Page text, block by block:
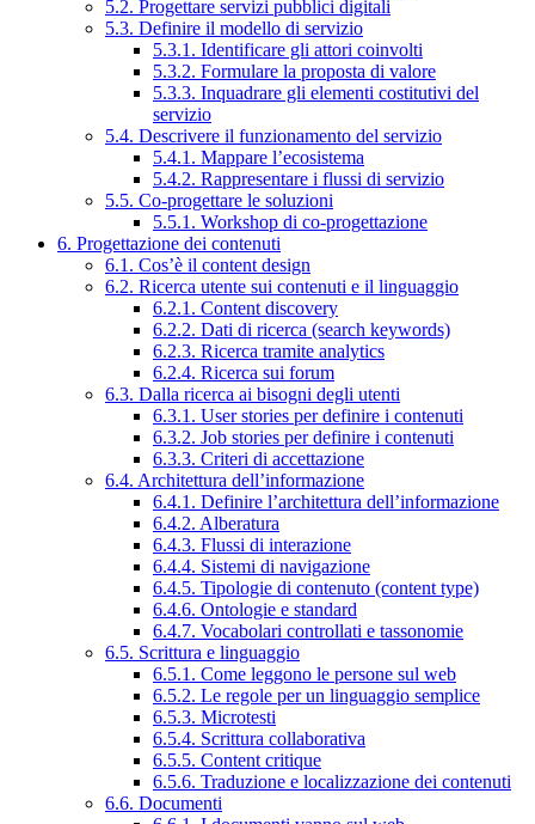
5.2. Progettare servizi pubblici digitali
5.3. Definire il modello di servizio
5.3.1. Identificare gli attori coinvolti
5.3.2. Formulare la proposta di valore
5.3.3. Inquadrare gli elementi costitutivi del
servizio
5.4. Descrivere il funzionamento del servizio
5.4.1. Mappare l’ecosistema
5.4.2. Rappresentare i flussi di servizio
5.5. Co-progettare le soluzioni
5.5.1. Workshop di co-progettazione
6. Progettazione dei contenuti
6.1. Cos’è il content design
6.2. Ricerca utente sui contenuti e il linguaggio
6.2.1. Content discovery
6.2.2. Dati di ricerca (search keywords)
6.2.3. Ricerca tramite analytics
6.2.4. Ricerca sui forum
6.3. Dalla ricerca ai bisogni degli utenti
6.3.1. User stories per definire i contenuti
6.3.2. Job stories per definire i contenuti
6.3.3. Criteri di accettazione
6.4. Architettura dell’informazione
6.4.1. Definire l’architettura dell’informazione
6.4.2. Alberatura
6.4.3. Flussi di interazione
6.4.4. Sistemi di navigazione
6.4.5. Tipologie di contenuto (content type)
6.4.6. Ontologie e standard
6.4.7. Vocabolari controllati e tassonomie
6.5. Scrittura e linguaggio
6.5.1. Come leggono le persone sul web
6.5.2. Le regole per un linguaggio semplice
6.5.3. Microtesti
6.5.4. Scrittura collaborativa
6.5.5. Content critique
6.5.6. Traduzione e localizzazione dei contenuti
6.6. Documenti